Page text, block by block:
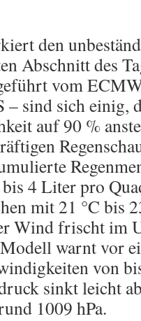
den
Abschnitt des
vom
– sind sich einig,
auf 90 %
4 Liter pro
mit 21 °C bis
Wind frischt im
warnt vor
von
sinkt leicht
1009 hPa.